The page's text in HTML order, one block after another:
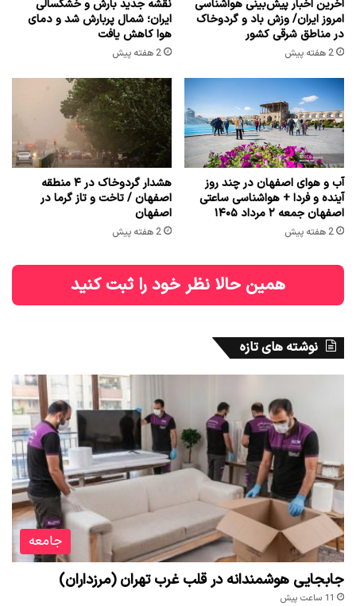
آخرین اخبار پیش‌بینی هواشناسی
امروز ایران/ وزش باد و گردوخاک
در مناطق شرقی کشور
2 هفته پیش
نقشه جدید بارش و خشکسالی
ایران؛ شمال پربارش شد و دمای
هوا کاهش یافت
2 هفته پیش
آب و هوای اصفهان در چند روز
آینده و فردا + هواشناسی ساعتی
اصفهان جمعه ۲ مرداد ۱۴۰۵
2 هفته پیش
هشدار گردوخاک در ۴ منطقه
اصفهان / تاخت و تاز گرما در
اصفهان
2 هفته پیش
همین حالا نظر خود را ثبت کنید
نوشته های تازه
جامعه
جابجایی هوشمندانه در قلب غرب تهران (مرزداران)
11 ساعت پیش